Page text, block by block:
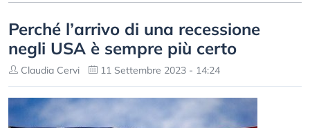
Perché l’arrivo di una recessione
negli USA è sempre più certo
Claudia Cervi 11 Settembre 2023 - 14:24